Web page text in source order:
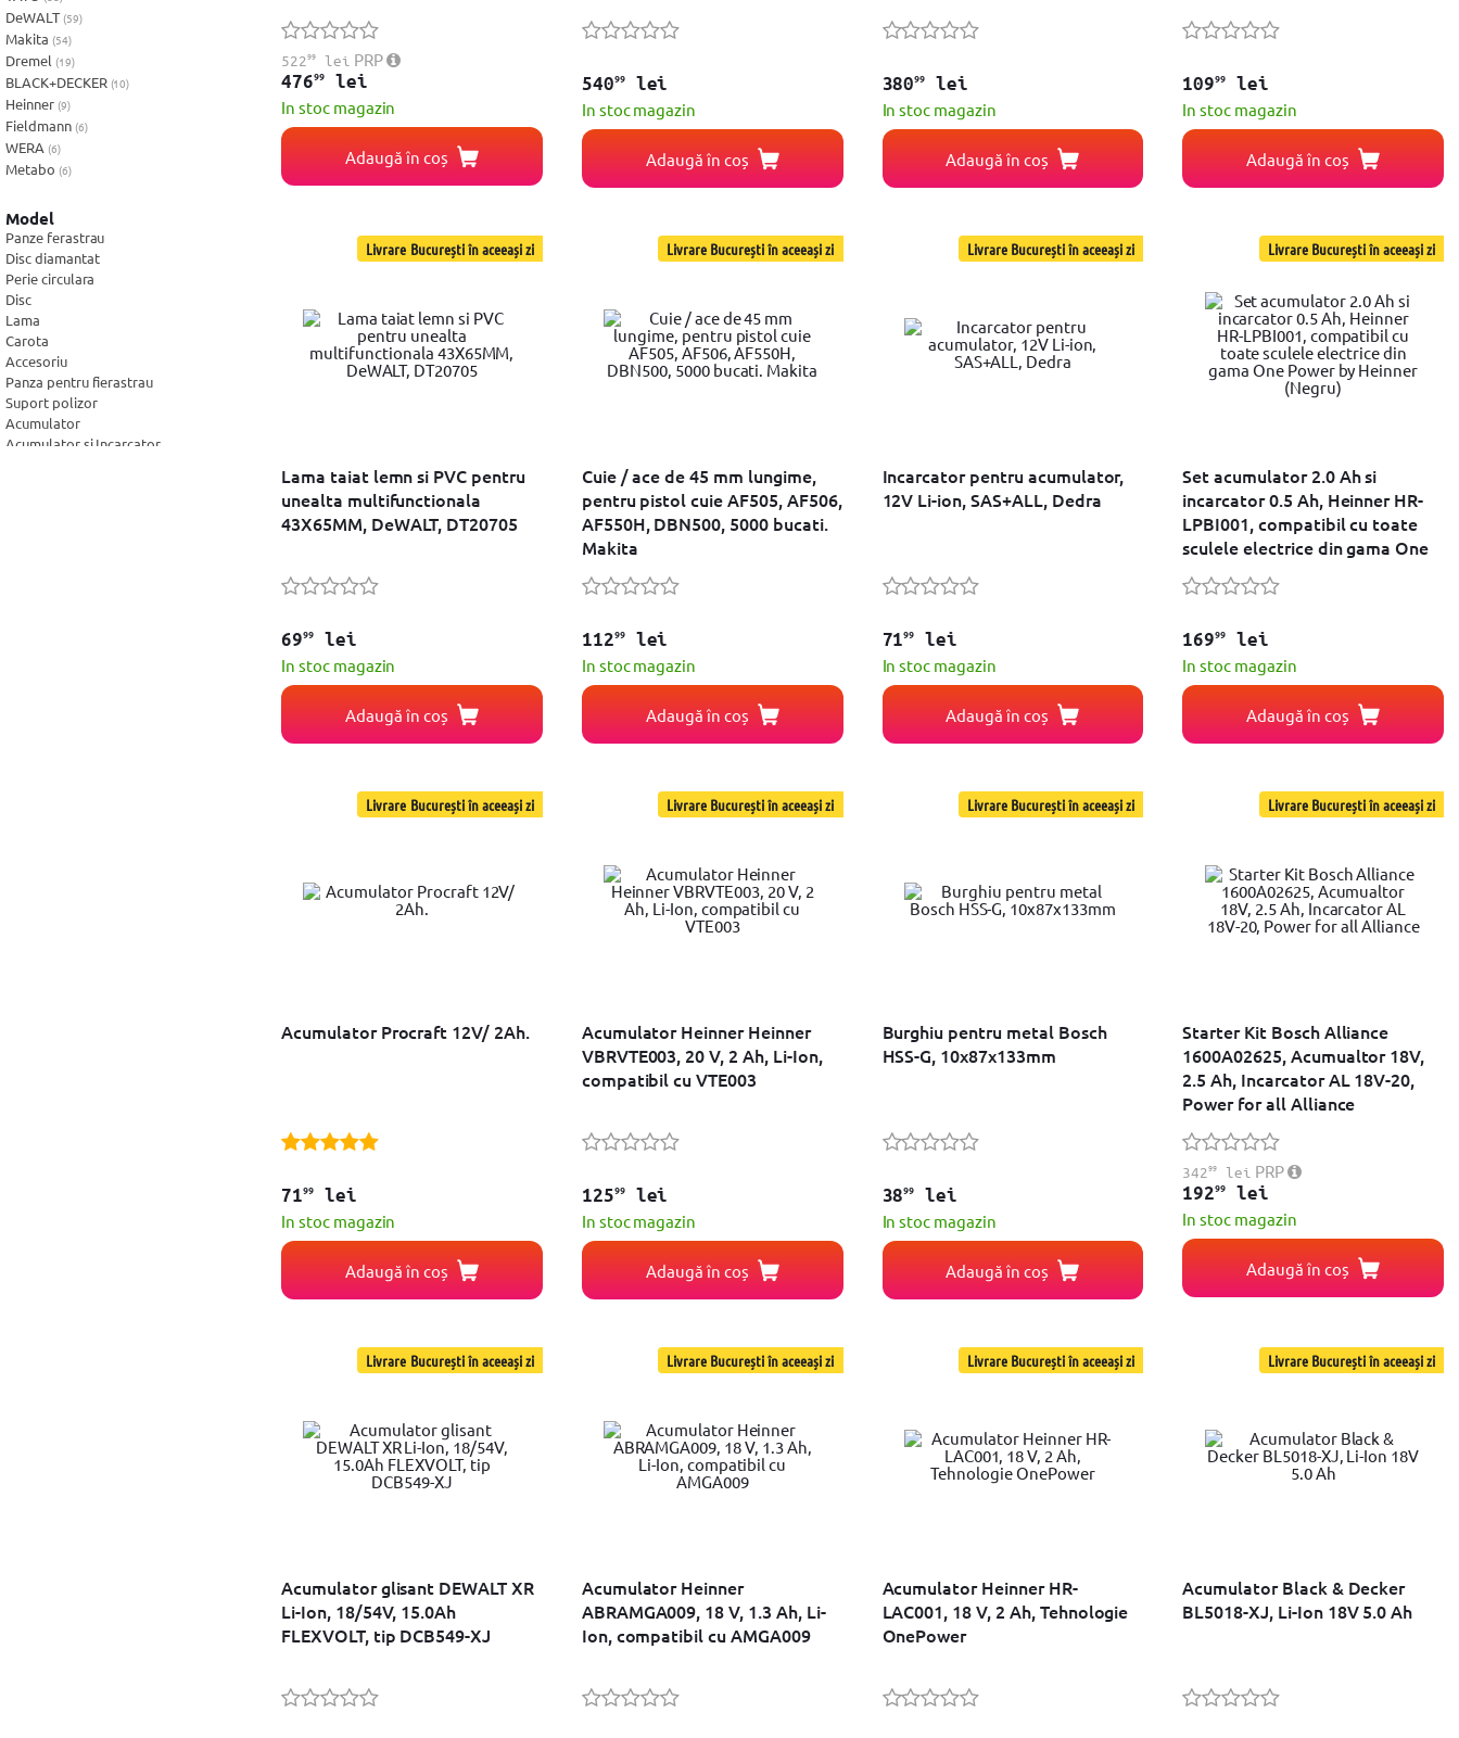
Birotica
Ceasuri
Servicii
Vouchere
Pistoale de Vopsit si Trafaleti
Echipamente de protectie
Bricolaj (198)
Surubelnita electrica
DeWALT (59)
Makita (54)
Dremel (19)
BLACK+DECKER (10)
Heinner (9)
Fieldmann (6)
WERA (6)
Metabo (6)
Milwaukee
Fiskars(2)
Einhell(2)
Stanley(2)
Karcher
Detoolz
OEM(1)
BASEUS(1)
Teesa (1)
Kraftform(1)
Ryobi(1)
iFixit
Model
Panze ferastrau
Disc diamantat
Perie circulara
Disc
Lama
Carota
Accesoriu
Panza pentru fierastrau
Suport polizor
Acumulator
Acumulator si Incarcator
52299lei PRP
47699lei
In stoc magazin
Adaugă în coș
54099lei
In stoc magazin
Adaugă în coș
38099
lei
In stoc magazin
Adaugă în coș
10999
lei
In stoc magazin
Adaugă în coș
Livrare București în aceeași zi
Lama taiat lemn si PVC pentru
unealta multifunctionala
43X65MM, DeWALT, DT20705
6999lei
In stoc magazin
Adaugă în coș
Livrare București în aceeași zi
Cuie / ace de 45 mm lungime,
pentru pistol cuie AF505, AF506,
AF550H, DBN500, 5000 bucati.
Makita
11299lei
In stoc magazin
Adaugă în coș
Livrare București în aceeași zi
Incarcator pentru acumulator,
12V Li-ion, SAS+ALL, Dedra
7199
lei
In stoc magazin
Adaugă în coș
Livrare București în aceeași zi
Set acumulator 2.0 Ah si
incarcator 0.5 Ah, Heinner HR-
LPBI001, compatibil cu toate
sculele electrice din gama One
Power by Heinner (Negru)
16999
lei
In stoc magazin
Adaugă în coș
Livrare București în aceeași zi
Acumulator Procraft 12V/ 2Ah.
7199lei
In stoc magazin
Adaugă în coș
Livrare București în aceeași zi
Acumulator Heinner Heinner
VBRVTE003, 20 V, 2 Ah, Li-Ion,
compatibil cu VTE003
12599lei
In stoc magazin
Adaugă în coș
Livrare București în aceeași zi
Burghiu pentru metal Bosch
HSS-G, 10x87x133mm
3899
lei
In stoc magazin
Adaugă în coș
Livrare București în aceeași zi
Starter Kit Bosch Alliance
1600A02625, Acumualtor 18V,
2.5 Ah, Incarcator AL 18V-20,
Power for all Alliance
34299 lei PRP
19299
lei
In stoc magazin
Adaugă în coș
Livrare București în aceeași zi
Acumulator glisant DEWALT XR
Li-Ion, 18/54V, 15.0Ah
FLEXVOLT, tip DCB549-XJ
Livrare București în aceeași zi
Acumulator Heinner
ABRAMGA009, 18 V, 1.3 Ah, Li-
Ion, compatibil cu AMGA009
Livrare București în aceeași zi
Acumulator Heinner HR-
LAC001, 18 V, 2 Ah, Tehnologie
OnePower
Livrare București în aceeași zi
Acumulator Black & Decker
BL5018-XJ, Li-Ion 18V 5.0 Ah